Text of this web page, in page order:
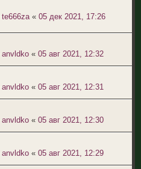
te666za « 05 дек 2021, 17:26
anvldko « 05 авг 2021, 12:32
anvldko « 05 авг 2021, 12:31
anvldko « 05 авг 2021, 12:30
anvldko « 05 авг 2021, 12:29